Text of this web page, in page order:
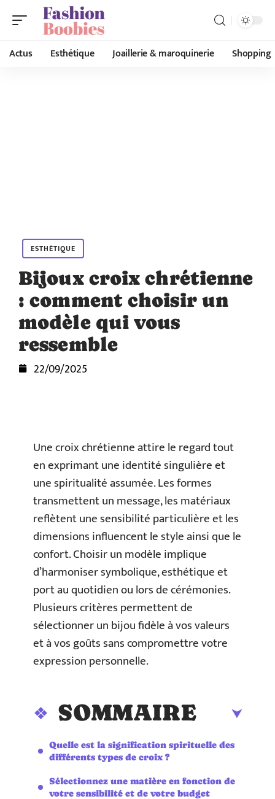
Actus Esthétique Joaillerie & maroquinerie Shopping
ESTHÉTIQUE
Bijoux croix chrétienne
: comment choisir un
modèle qui vous
ressemble
22/09/2025
Une croix chrétienne attire le regard tout
en exprimant une identité singulière et
une spiritualité assumée. Les formes
transmettent un message, les matériaux
reflètent une sensibilité particulière et les
dimensions influencent le style ainsi que le
confort. Choisir un modèle implique
d’harmoniser symbolique, esthétique et
port au quotidien ou lors de cérémonies.
Plusieurs critères permettent de
sélectionner un bijou fidèle à vos valeurs
et à vos goûts sans compromettre votre
expression personnelle.
SOMMAIRE
Quelle est la signification spirituelle des
différents types de croix ?
Sélectionnez une matière en fonction de
votre sensibilité et de votre budget